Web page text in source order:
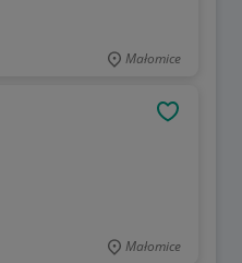
Małomice
Małomice